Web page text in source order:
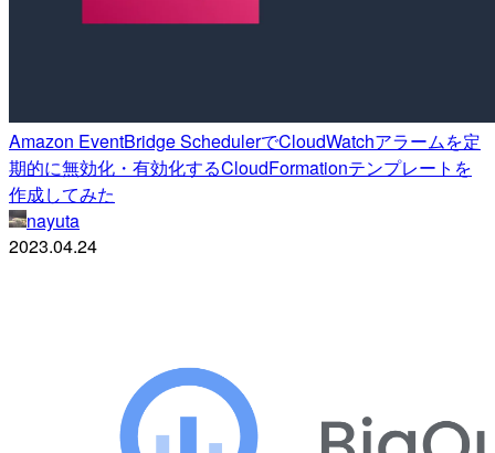
Amazon EventBridge SchedulerでCloudWatchアラームを定
期的に無効化・有効化するCloudFormationテンプレートを
作成してみた
nayuta
2023.04.24